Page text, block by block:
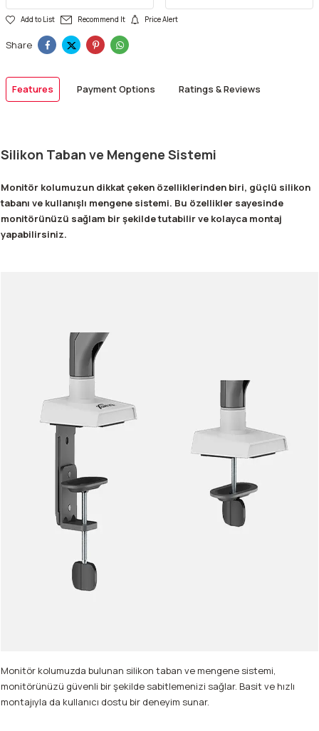
Add to List Recommend It Price Alert
Share
Features Payment Options Ratings & Reviews
Silikon Taban ve Mengene Sistemi
Monitör kolumuzun dikkat çeken özelliklerinden biri, güçlü silikon
tabanı ve kullanışlı mengene sistemi. Bu özellikler sayesinde
monitörünüzü sağlam bir şekilde tutabilir ve kolayca montaj
yapabilirsiniz.
Monitör kolumuzda bulunan silikon taban ve mengene sistemi,
monitörünüzü güvenli bir şekilde sabitlemenizi sağlar. Basit ve hızlı
montajıyla da kullanıcı dostu bir deneyim sunar.